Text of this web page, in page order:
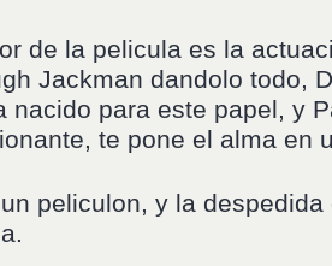
de la pelicula es la
Jackman dandolo todo,
nacido para este papel, y
te pone el alma en
peliculon, y la